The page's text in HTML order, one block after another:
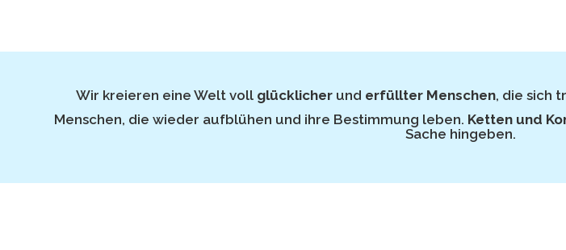
Wir kreieren eine Welt voll glücklicher und erfüllter Menschen, die sich
Menschen, die wieder aufblühen und ihre Bestimmung leben. Ketten und
Sache hingeben.